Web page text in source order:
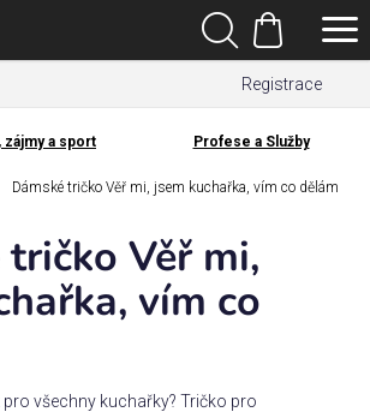
Registrace
Hledat
Nákupní
košík
zájmy a sport Profese a Služby
Dámské tričko Věř mi, jsem kuchařka, vím co dělám
Věř mi,
vím co
pro všechny kuchařky? Tričko pro